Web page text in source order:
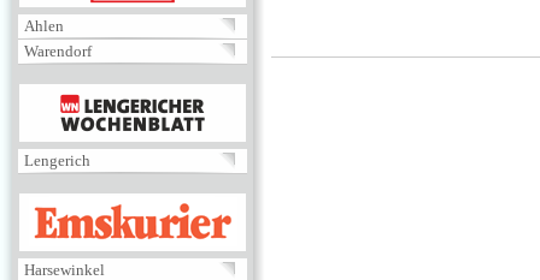
Ahlen
Warendorf
MENÜ
Lengerich
EMSKURIER
Harsewinkel